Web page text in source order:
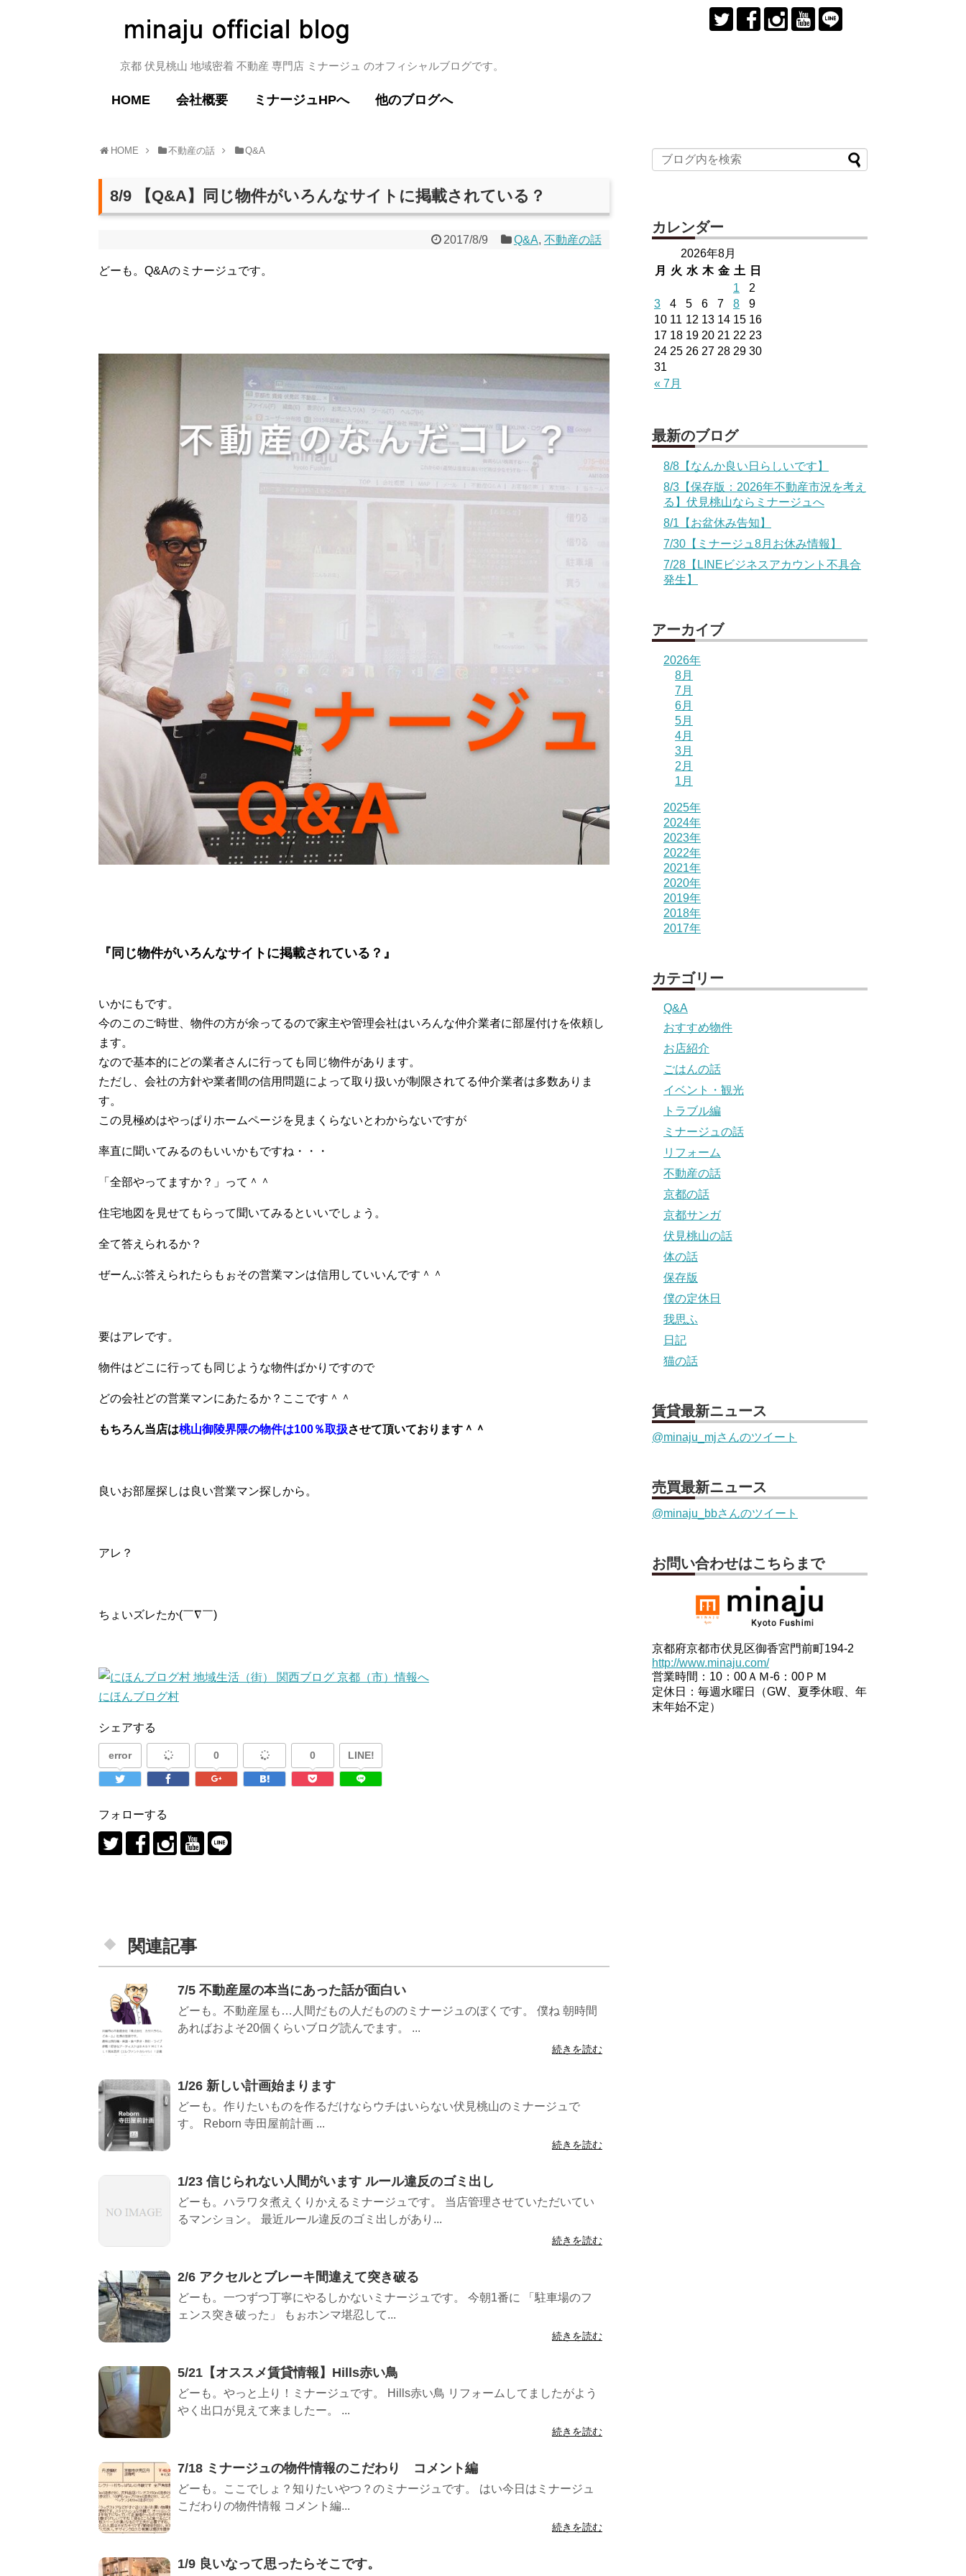
京都 伏見桃山 地域密着 不動産 専門店 ミナージュ のオフィシャルブログです。
HOME 会社概要 ミナージュHPへ 他のブログへ
HOME 不動産の話 Q&A
8/9 【Q&A】同じ物件がいろんなサイトに掲載されている？
2017/8/9 Q&A, 不動産の話
どーも。Q&Aのミナージュです。
『同じ物件がいろんなサイトに掲載されている？』
いかにもです。
今のこのご時世、物件の方が余ってるので家主や管理会社はいろんな仲介業者に部屋付けを依頼し
ます。
なので基本的にどの業者さんに行っても同じ物件があります。
ただし、会社の方針や業者間の信用問題によって取り扱いが制限されてる仲介業者は多数ありま
す。
この見極めはやっぱりホームページを見まくらないとわからないですが
率直に聞いてみるのもいいかもですね・・・
「全部やってますか？」って＾＾
住宅地図を見せてもらって聞いてみるといいでしょう。
全て答えられるか？
ぜーんぶ答えられたらもぉその営業マンは信用していいんです＾＾
要はアレです。
物件はどこに行っても同じような物件ばかりですので
どの会社どの営業マンにあたるか？ここです＾＾
もちろん当店は桃山御陵界隈の物件は100％取扱させて頂いております＾＾
良いお部屋探しは良い営業マン探しから。
アレ？
ちょいズレたか(￣∇￣)
にほんブログ村
シェアする
error 0 0 LINE!
フォローする
関連記事
7/5 不動産屋の本当にあった話が面白い
どーも。不動産屋も…人間だもの人だもののミナージュのぼくです。 僕ね 朝時間
あればおよそ20個くらいブログ読んでます。 ...
続きを読む
1/26 新しい計画始まります
どーも。作りたいものを作るだけならウチはいらない伏見桃山のミナージュで
す。 Reborn 寺田屋前計画 ...
続きを読む
1/23 信じられない人間がいます ルール違反のゴミ出し
どーも。ハラワタ煮えくりかえるミナージュです。 当店管理させていただいてい
るマンション。 最近ルール違反のゴミ出しがあり...
続きを読む
2/6 アクセルとブレーキ間違えて突き破る
どーも。一つずつ丁寧にやるしかないミナージュです。 今朝1番に 「駐車場のフ
ェンス突き破った」 もぉホンマ堪忍して...
続きを読む
5/21【オススメ賃貸情報】Hills赤い鳥
どーも。やっと上り！ミナージュです。 Hills赤い鳥 リフォームしてましたがよう
やく出口が見えて来ましたー。 ...
続きを読む
7/18 ミナージュの物件情報のこだわり コメント編
どーも。ここでしょ？知りたいやつ？のミナージュです。 はい今日はミナージュ
こだわりの物件情報 コメント編...
続きを読む
1/9 良いなって思ったらそこです。
カレンダー
2026年8月
月
火 水 木 金 土 日
« 7月
1
2
3
4 5 6 7 8
9
10 11 12 13 14 15 16
17 18 19 20 21 22 23
24 25 26 27 28 29 30
31
最新のブログ
8/8【なんか良い日らしいです】
8/3【保存版：2026年不動産市況を考え
る】伏見桃山ならミナージュへ
8/1【お盆休み告知】
7/30【ミナージュ8月お休み情報】
7/28【LINEビジネスアカウント不具合
発生】
アーカイブ
2026年
8月
7月
6月
5月
4月
3月
2月
1月
2025年
2024年
2023年
2022年
2021年
2020年
2019年
2018年
2017年
カテゴリー
Q&A
おすすめ物件
お店紹介
ごはんの話
イベント・観光
トラブル編
ミナージュの話
リフォーム
不動産の話
京都の話
京都サンガ
伏見桃山の話
体の話
保存版
僕の定休日
我思ふ
日記
猫の話
賃貸最新ニュース
@minaju_mjさんのツイート
売買最新ニュース
@minaju_bbさんのツイート
お問い合わせはこちらまで
京都府京都市伏見区御香宮門前町194-2
http://www.minaju.com/
営業時間：10：00ＡＭ-6：00ＰＭ
定休日：毎週水曜日（GW、夏季休暇、年
末年始不定）